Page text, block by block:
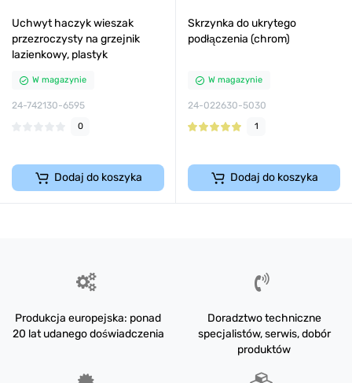
Uchwyt haczyk wieszak
przezroczysty na grzejnik
lazienkowy, plastyk
W magazynie
24-742130-6595
0
Dodaj do koszyka
Skrzynka do ukrytego
podłączenia (chrom)
W magazynie
24-022630-5030
1
Dodaj do koszyka
Produkcja europejska: ponad
20 lat udanego doświadczenia
Doradztwo techniczne
specjalistów, serwis, dobór
produktów